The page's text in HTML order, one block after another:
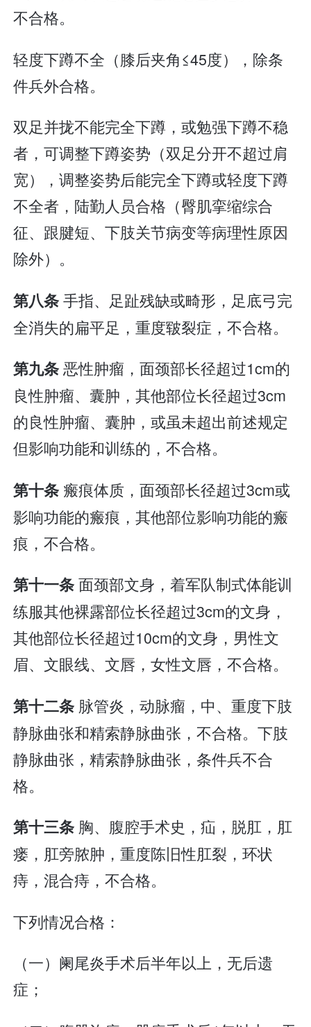
不合格。
轻度下蹲不全（膝后夹角≤45度），除条
件兵外合格。
双足并拢不能完全下蹲，或勉强下蹲不稳
者，可调整下蹲姿势（双足分开不超过肩
宽），调整姿势后能完全下蹲或轻度下蹲
不全者，陆勤人员合格（臀肌挛缩综合
征、跟腱短、下肢关节病变等病理性原因
除外）。
第八条手指、足趾残缺或畸形，足底弓完
全消失的扁平足，重度皲裂症，不合格。
第九条恶性肿瘤，面颈部长径超过1cm的
良性肿瘤、囊肿，其他部位长径超过3cm
的良性肿瘤、囊肿，或虽未超出前述规定
但影响功能和训练的，不合格。
第十条 瘢痕体质，面颈部长径超过3cm或
影响功能的瘢痕，其他部位影响功能的瘢
痕，不合格。
第十一条面颈部文身，着军队制式体能训
练服其他裸露部位长径超过3cm的文身，
其他部位长径超过10cm的文身，男性文
眉、文眼线、文唇，女性文唇，不合格。
第十二条 脉管炎，动脉瘤，中、重度下肢
静脉曲张和精索静脉曲张，不合格。下肢
静脉曲张，精索静脉曲张，条件兵不合
格。
第十三条 胸、腹腔手术史，疝，脱肛，肛
瘘，肛旁脓肿，重度陈旧性肛裂，环状
痔，混合痔，不合格。
下列情况合格：
（一）阑尾炎手术后半年以上，无后遗
症；